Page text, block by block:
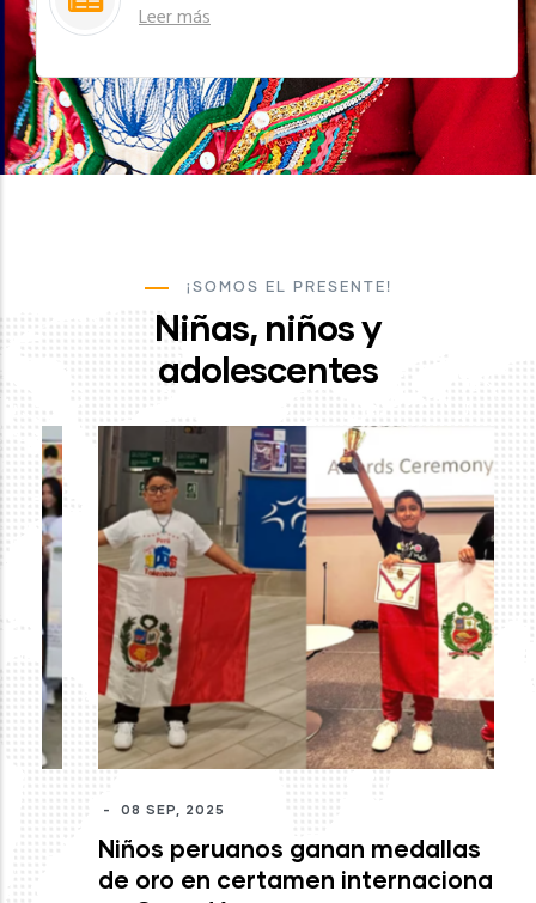
Leer más
¡SOMOS EL PRESENTE!
Niñas, niños y
adolescentes
08 SEP, 2025
Niños peruanos ganan medallas
de oro en certamen internacional